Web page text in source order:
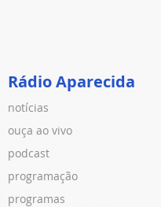
Rádio Aparecida
notícias
ouça ao vivo
podcast
programação
programas